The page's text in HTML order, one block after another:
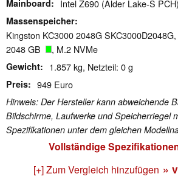
Mainboard Intel Z690 (Alder Lake-S PCH)
Massenspeicher
Kingston KC3000 2048G SKC3000D2048G,
2048 GB
, M.2 NVMe
Gewicht 1.857 kg, Netzteil: 0 g
Preis 949 Euro
Hinweis: Der Hersteller kann abweichende
Bildschirme, Laufwerke und Speicherriegel
Spezifikationen unter dem gleichen
Vollständige
[+] Zum Vergleich hinzufügen »